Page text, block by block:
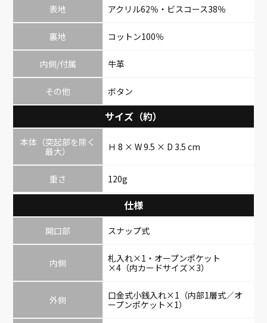
表地 アクリル62％・ビスコース38％
裏地 コットン100％
内側/付属 牛革
その他 ボタン
サイズ（約）
本体（突起部を除く
最大）
Ｈ 8 × W 9.5 × D 3.5 cm
重さ 120g
仕様
開口部 スナップ式
内側
札入れ×1・オープンポケット
×4（内カードサイズ×3）
外側
口金式小銭入れ×1（内部1層式／オ
ープンポケット×1）